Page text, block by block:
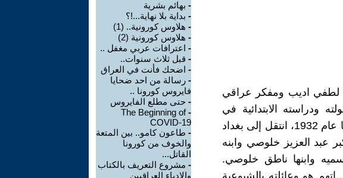
لطفي اديب ومفكر عراقي
حزيران 1905 امضى طفولته ودراسته الابتدائية في
خانقين ثم التحق بإعدادية الصناعة في بغداد وتخرج منها عام 1932، انتقل إلى بغداد
عبد العزيز خلوصي وابنه
وابنها ناطق خلوصي.
هو وعائلته بالشيوعية
- بهائم بشرية
- بداية بلا نهاية...!؟
- هلاوس كورونية.. (1)
- هلاوس كورونية (2)
- اعترافات عربي مغفل ..
- قبل ثلاث سنوات..
- اضحك فأنت في العراق
- رسالة من احد ضحايا
فايروس كورونا ..
- حتى مطلع الفايروس
-
The Beginning of
COVID-19
- طاعون كامو.. بين المتعة
والخوف من كورونا
القاتل...
- مشروع التعريف بالكتاب
والادباء العراقيين